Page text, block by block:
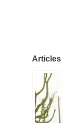
Articles